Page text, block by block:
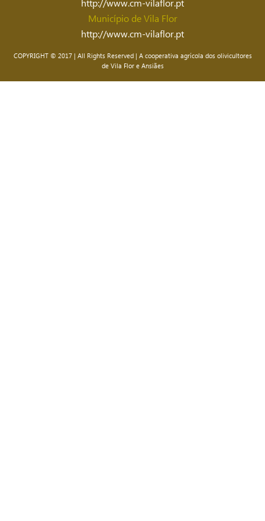
http://www.cm-vilaflor.pt
Município de Vila Flor
http://www.cm-vilaflor.pt
COPYRIGHT © 2017 | All Rights Reserved | A cooperativa agrícola dos olivicultores
de Vila Flor e Ansiães